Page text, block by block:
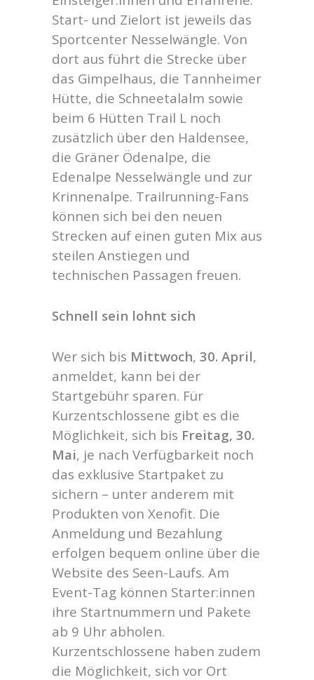
Start- und Zielort ist jeweils das
Sportcenter Nesselwängle. Von
dort aus führt die Strecke über
das Gimpelhaus, die Tannheimer
Hütte, die Schneetalalm sowie
beim 6 Hütten Trail L noch
zusätzlich über den Haldensee,
die Gräner Ödenalpe, die
Edenalpe Nesselwängle und zur
Krinnenalpe. Trailrunning-Fans
können sich bei den neuen
Strecken auf einen guten Mix aus
steilen Anstiegen und
technischen Passagen freuen.
Schnell sein lohnt sich
Wer sich bis Mittwoch, 30. April,
anmeldet, kann bei der
Startgebühr sparen. Für
Kurzentschlossene gibt es die
Möglichkeit, sich bis Freitag, 30.
Mai, je nach Verfügbarkeit noch
das exklusive Startpaket zu
sichern – unter anderem mit
Produkten von Xenofit. Die
Anmeldung und Bezahlung
erfolgen bequem online über die
Website des Seen-Laufs. Am
Event-Tag können Starter:innen
ihre Startnummern und Pakete
ab 9 Uhr abholen.
Kurzentschlossene haben zudem
die Möglichkeit, sich vor Ort